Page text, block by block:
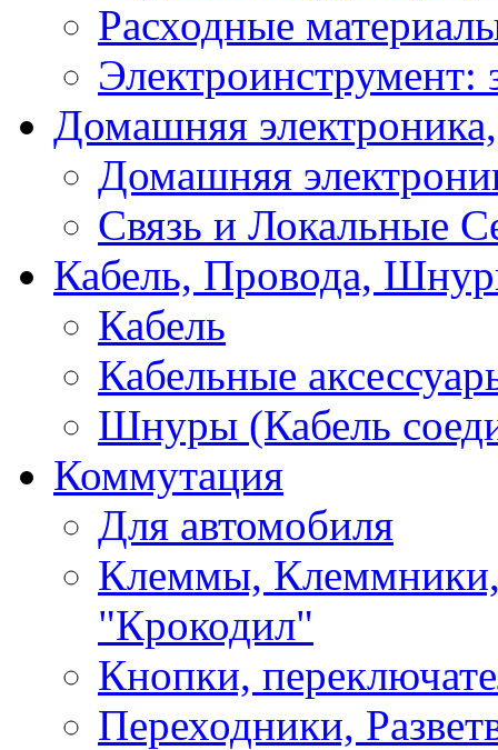
Расходные
Электроинструмент:
Домашняя
Домашняя
Связь и Локальные
Кабель, Провода,
Кабель
Кабельные
Шнуры (Кабель
Коммутация
Для автомобиля
Клеммы,
"Крокодил"
Кнопки,
Переходники,